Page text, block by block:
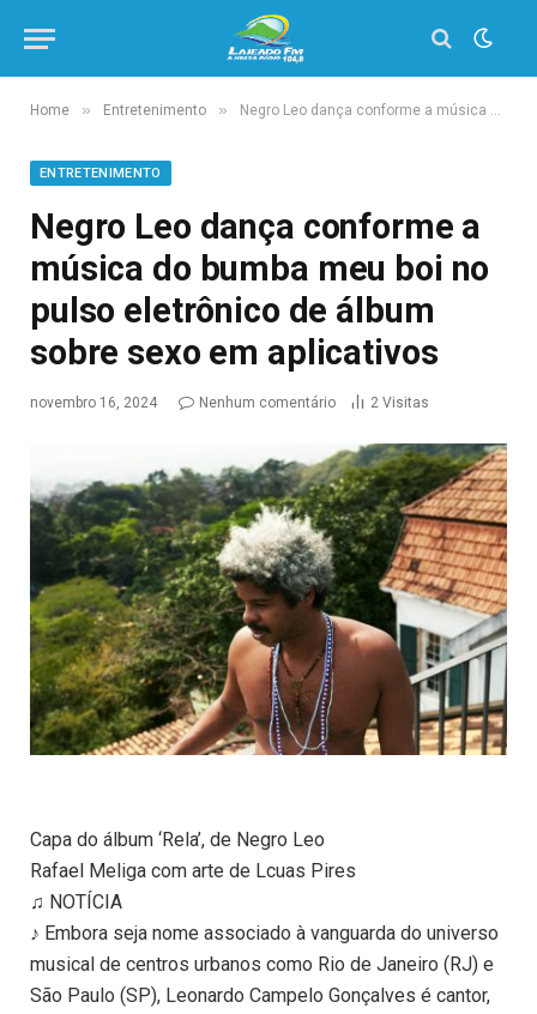
Home » Entretenimento » Negro Leo dança conforme a música do bumba meu boi no pulso eletrônico de álbum sobre sexo em aplicativos
ENTRETENIMENTO
Negro Leo dança conforme a
música do bumba meu boi no
pulso eletrônico de álbum
sobre sexo em aplicativos
novembro 16, 2024 Nenhum comentário 2 Visitas
Capa do álbum ‘Rela’, de Negro Leo
Rafael Meliga com arte de Lcuas Pires
♫ NOTÍCIA
♪ Embora seja nome associado à vanguarda do universo
musical de centros urbanos como Rio de Janeiro (RJ) e
São Paulo (SP), Leonardo Campelo Gonçalves é cantor,